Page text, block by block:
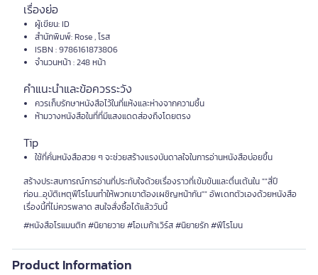
เรื่องย่อ
ผู้เขียน: ID
สำนักพิมพ์: Rose , โรส
ISBN : 9786161873806
จำนวนหน้า : 248 หน้า
คำแนะนำและข้อควรระวัง
ควรเก็บรักษาหนังสือไว้ในที่แห้งและห่างจากความชื้น
ห้ามวางหนังสือในที่ที่มีแสงแดดส่องถึงโดยตรง
Tip
ใช้ที่คั่นหนังสือสวย ๆ จะช่วยสร้างแรงบันดาลใจในการอ่านหนังสือบ่อยขึ้น
สร้างประสบการณ์การอ่านที่ประทับใจด้วยเรื่องราวที่เข้มข้นและตื่นเต้นใน ""สี่ปี
ก่อน...อุบัติเหตุฟีโรโมนทำให้พวกเขาต้องเผชิญหน้ากัน"" อัพเดทตัวเองด้วยหนังสือ
เรื่องนี้ที่ไม่ควรพลาด สนใจสั่งซื้อได้แล้ววันนี้
#หนังสือโรแมนติก #นิยายวาย #โอเมก้าเวิร์ส #นิยายรัก #ฟีโรโมน
Product Information